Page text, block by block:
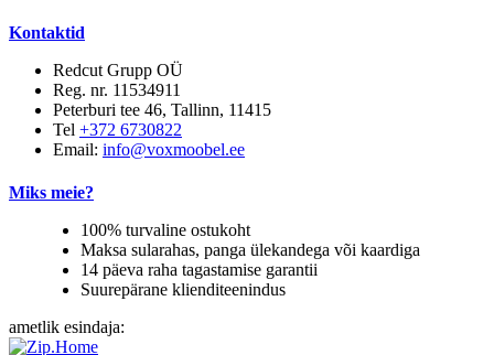
Kontaktid
Redcut Grupp OÜ
Reg. nr. 11534911
Peterburi tee 46, Tallinn, 11415
Tel +372 6730822
Email: info@voxmoobel.ee
Miks meie?
100% turvaline ostukoht
Maksa sularahas, panga ülekandega või kaardiga
14 päeva raha tagastamise garantii
Suurepärane klienditeenindus
ametlik esindaja: